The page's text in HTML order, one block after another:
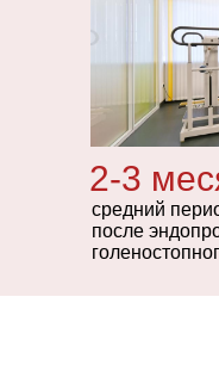
Общий срок
месяцев.
2-3
средний
после